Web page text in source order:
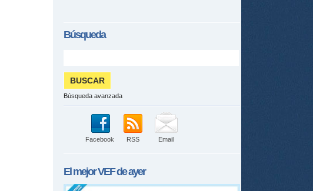
Búsqueda
Búsqueda avanzada
Facebook RSS Email
El mejorVEFde ayer